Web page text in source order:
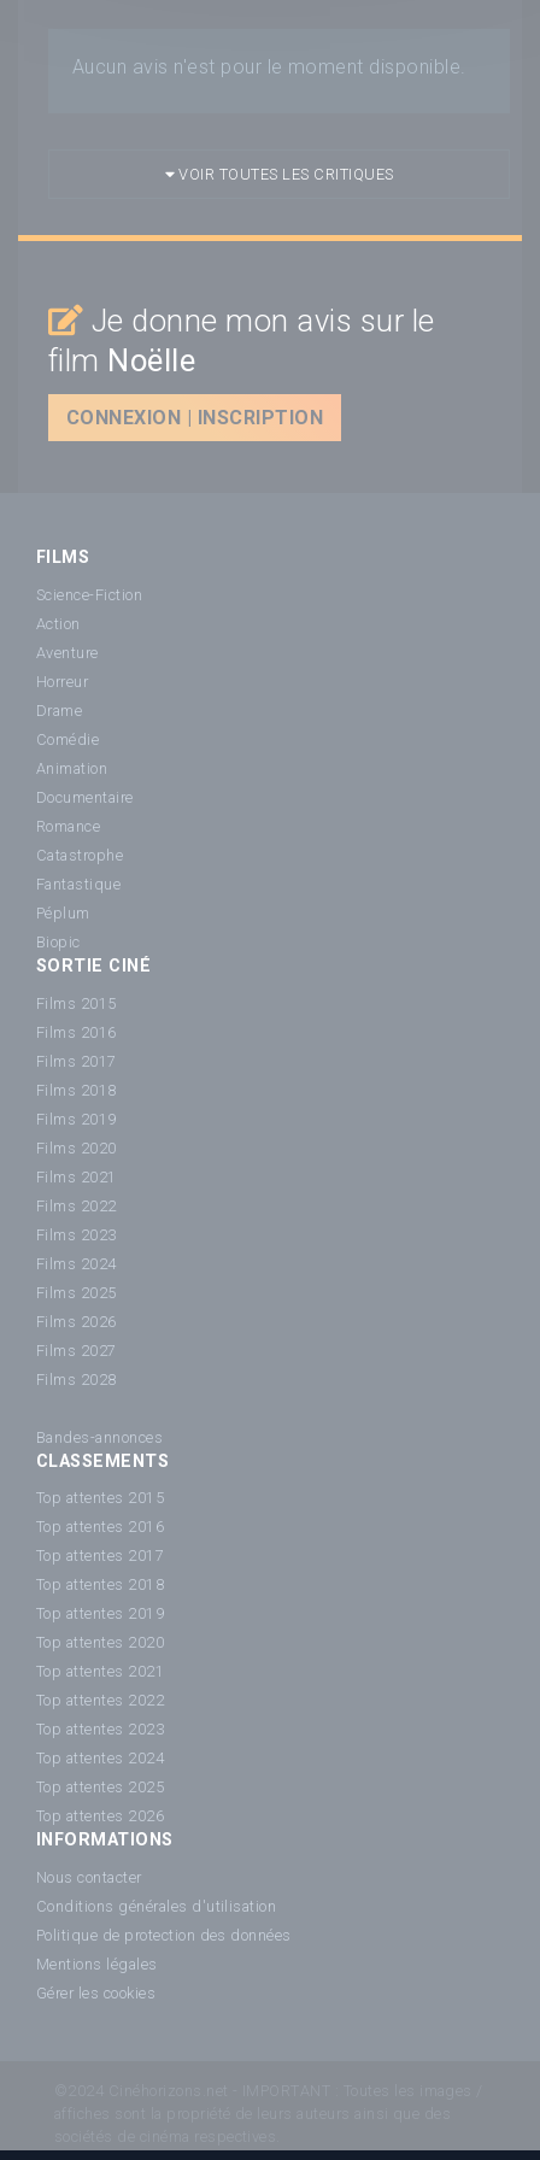
Aucun avis n'est pour le moment disponible.
VOIR TOUTES LES CRITIQUES
Je donne mon avis sur le
film Noëlle
CONNEXION | INSCRIPTION
FILMS
Science-Fiction
Action
Aventure
Horreur
Drame
Comédie
Animation
Documentaire
Romance
Catastrophe
Fantastique
Péplum
Biopic
SORTIE CINÉ
Films 2015
Films 2016
Films 2017
Films 2018
Films 2019
Films 2020
Films 2021
Films 2022
Films 2023
Films 2024
Films 2025
Films 2026
Films 2027
Films 2028
Bandes-annonces
CLASSEMENTS
Top attentes 2015
Top attentes 2016
Top attentes 2017
Top attentes 2018
Top attentes 2019
Top attentes 2020
Top attentes 2021
Top attentes 2022
Top attentes 2023
Top attentes 2024
Top attentes 2025
Top attentes 2026
INFORMATIONS
Nous contacter
Conditions générales d'utilisation
Politique de protection des données
Mentions légales
Gérer les cookies